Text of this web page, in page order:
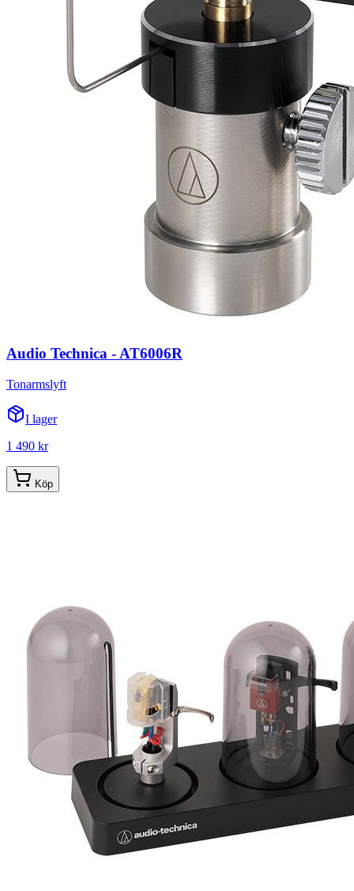
Audio Technica - AT6006R
Tonarmslyft
I lager
1 490 kr
Köp